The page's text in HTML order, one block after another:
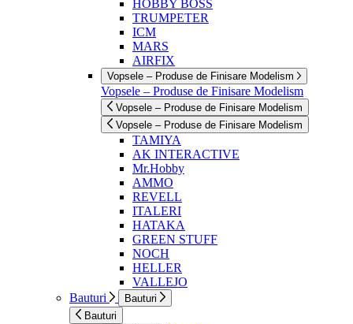
HOBBY BOSS
TRUMPETER
ICM
MARS
AIRFIX
Vopsele – Produse de Finisare Modelism
Vopsele – Produse de Finisare Modelism
Vopsele – Produse de Finisare Modelism
Vopsele – Produse de Finisare Modelism
TAMIYA
AK INTERACTIVE
Mr.Hobby
AMMO
REVELL
ITALERI
HATAKA
GREEN STUFF
NOCH
HELLER
VALLEJO
Bauturi
Bauturi
Bauturi